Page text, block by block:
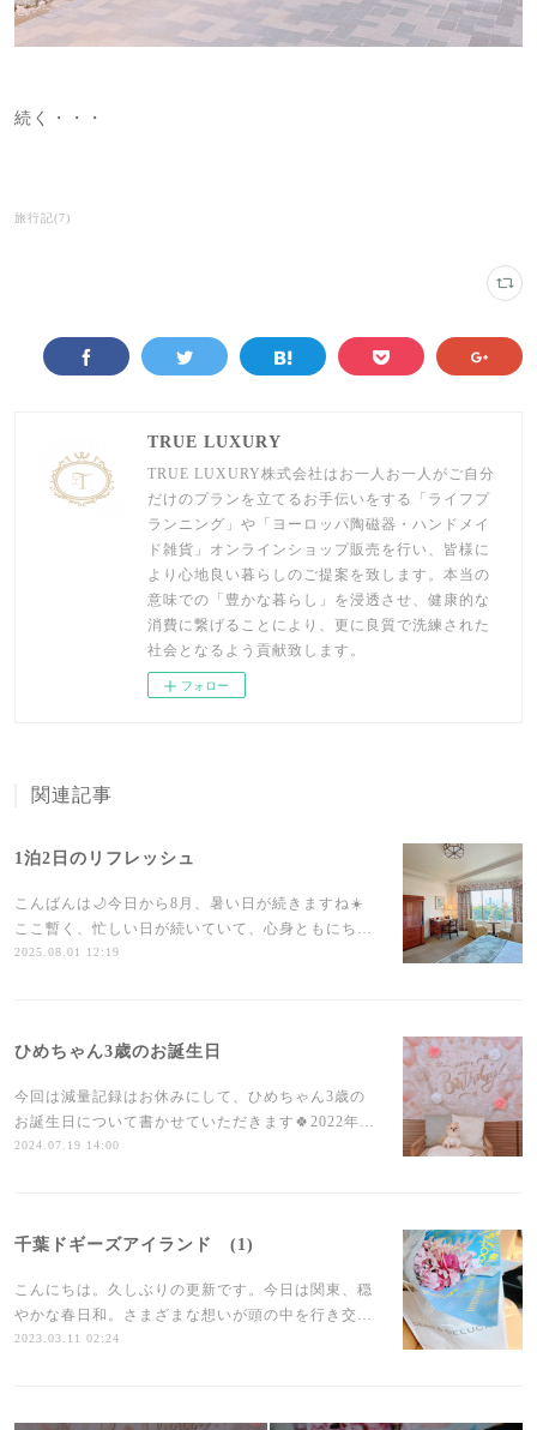
続く・・・
旅行記(7)
TRUE LUXURY
TRUE LUXURY株式会社はお一人お一人がご自分
だけのプランを立てるお手伝いをする「ライフプ
ランニング」や「ヨーロッパ陶磁器・ハンドメイ
ド雑貨」オンラインショップ販売を行い、皆様に
より心地良い暮らしのご提案を致します。本当の
意味での「豊かな暮らし」を浸透させ、健康的な
消費に繋げることにより、更に良質で洗練された
社会となるよう貢献致します。
フォロー
関連記事
1泊2日のリフレッシュ
こんばんは🌙今日から8月、暑い日が続きますね☀️
ここ暫く、忙しい日が続いていて、心身ともにち…
2025.08.01 12:19
ひめちゃん3歳のお誕生日
今回は減量記録はお休みにして、ひめちゃん3歳の
お誕生日について書かせていただきます🍀2022年…
2024.07.19 14:00
千葉ドギーズアイランド (1)
こんにちは。久しぶりの更新です。今日は関東、穏
やかな春日和。さまざまな想いが頭の中を行き交…
2023.03.11 02:24